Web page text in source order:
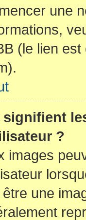
une
(le lien
signifient
?
images
être une